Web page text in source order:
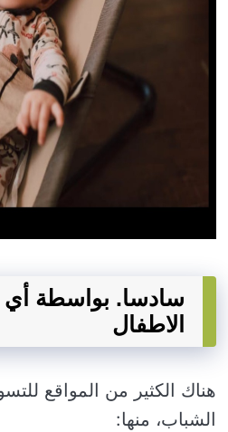
سادسا. بواسطة
الاطفال
هناك الكثير من المواقع
الشباب، منها: